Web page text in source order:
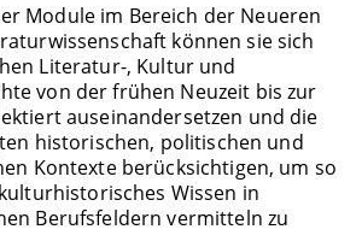
Module im Bereich der Neueren
können sie sich
Literatur-, Kultur und
von der frühen Neuzeit bis zur
auseinandersetzen und die
historischen, politischen und
Kontexte berücksichtigen, um so
Wissen in
Berufsfeldern vermitteln zu